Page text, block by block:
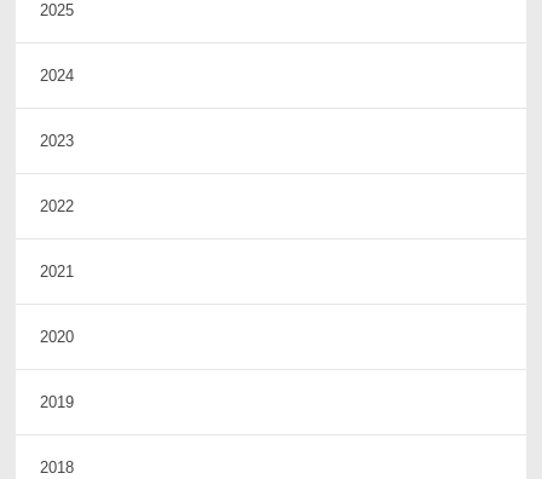
2025
2024
2023
2022
2021
2020
2019
2018